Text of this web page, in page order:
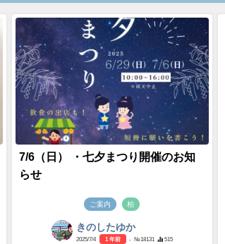
7/6（日） ・七夕まつり開催のお知
らせ
ご案内 柏
きのしたゆか
2025/7/4 1 年前 - №18131 515